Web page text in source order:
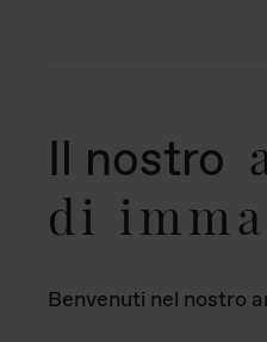
Il nostro
di
Benvenuti nel nostro